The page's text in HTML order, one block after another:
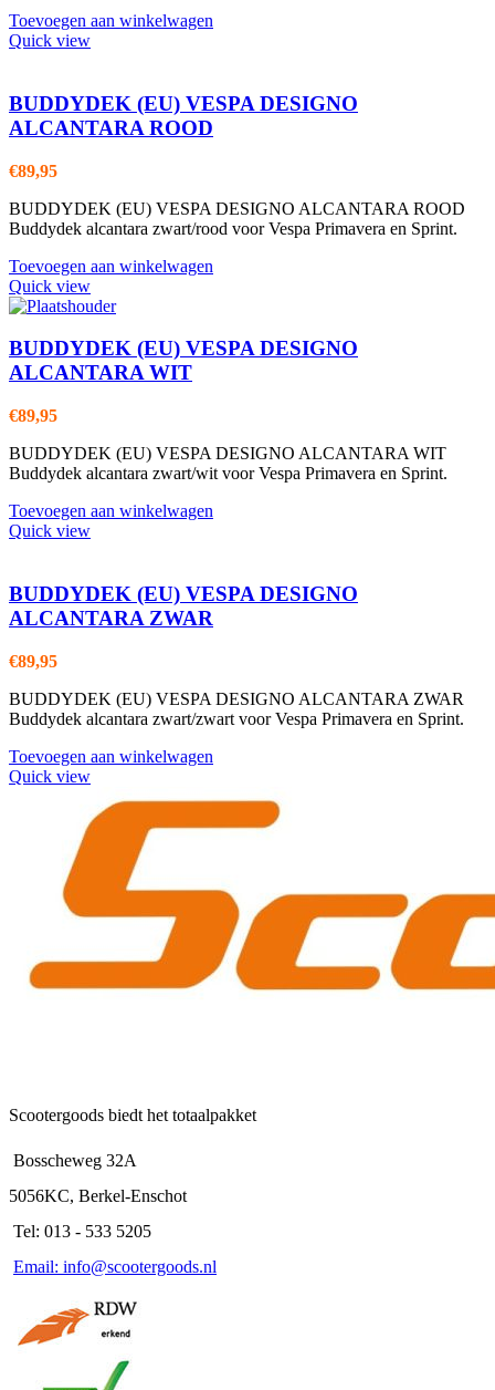
Toevoegen aan winkelwagen
Quick view
BUDDYDEK (EU) VESPA DESIGNO
ALCANTARA ROOD
€89,95
BUDDYDEK (EU) VESPA DESIGNO ALCANTARA ROOD
Buddydek alcantara zwart/rood voor Vespa Primavera en Sprint.
Toevoegen aan winkelwagen
Quick view
BUDDYDEK (EU) VESPA DESIGNO
ALCANTARA WIT
€89,95
BUDDYDEK (EU) VESPA DESIGNO ALCANTARA WIT
Buddydek alcantara zwart/wit voor Vespa Primavera en Sprint.
Toevoegen aan winkelwagen
Quick view
BUDDYDEK (EU) VESPA DESIGNO
ALCANTARA ZWAR
€89,95
BUDDYDEK (EU) VESPA DESIGNO ALCANTARA ZWAR
Buddydek alcantara zwart/zwart voor Vespa Primavera en Sprint.
Toevoegen aan winkelwagen
Quick view
Scootergoods biedt het totaalpakket
Bosscheweg 32A
5056KC, Berkel-Enschot
Tel: 013 - 533 5205
Email: info@scootergoods.nl